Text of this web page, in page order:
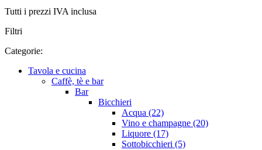
Tutti i prezzi IVA inclusa
Filtri
Categorie:
Tavola e cucina
Caffè, tè e bar
Bar
Bicchieri
Acqua (22)
Vino e champagne (20)
Liquore (17)
Sottobicchieri (5)